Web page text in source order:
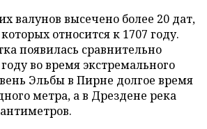
валунов высечено более 20 дат,
относится к 1707 году.
появилась сравнительно
во время экстремального
Эльбы в Пирне долгое время
метра, а в Дрездене река